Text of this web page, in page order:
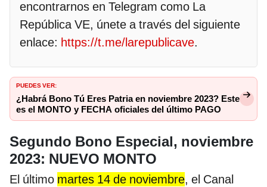
encontrarnos en Telegram como La
República VE, únete a través del siguiente
enlace: https://t.me/larepublicave.
PUEDES VER:
¿Habrá Bono Tú Eres Patria en noviembre 2023? Este
es el MONTO y FECHA oficiales del último PAGO
Segundo Bono Especial, noviembre
2023: NUEVO MONTO
El último martes 14 de noviembre, el Canal